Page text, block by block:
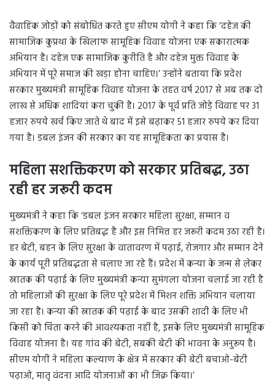
वैवाहिक जोड़ों को संबोधित करते हुए सीएम योगी ने कहा कि ‘दहेज की
सामाजिक कुप्रथा के खिलाफ सामूहिक विवाह योजना एक सकारात्मक
अभियान है। दहेज एक सामाजिक कुरीति है और दहेज मुक्त विवाह के
अभियान में पूरे समाज की खड़ा होना चाहिए।’ उन्होंने बताया कि प्रदेश
सरकार मुख्यमंत्री सामूहिक विवाह योजना के तहत वर्ष 2017 से अब तक दो
लाख से अधिक शादियां करा चुकी है। 2017 के पूर्व प्रति जोड़े विवाह पर 31
हजार रुपये खर्च किए जाते थे बाद में इसे बढ़ाकर 51 हजार रुपये कर दिया
गया है। डबल इंजन की सरकार का यह सामूहिकता का प्रयास है।
महिला सशक्तिकरण को सरकार प्रतिबद्ध, उठा
रही हर जरूरी कदम
मुख्यमंत्री ने कहा कि ‘डबल इंजन सरकार महिला सुरक्षा, सम्मान व
सशक्तिकरण के लिए प्रतिबद्ध है और इस निमित्त हर जरूरी कदम उठा रही है।
हर बेटी, बहन के लिए सुरक्षा के वातावरण में पढ़ाई, रोजगार और सम्मान देने
के कार्य पूरी प्रतिबद्धता से चलाए जा रहे हैं। प्रदेश में कन्या के जन्म से लेकर
स्नातक की पढ़ाई के लिए मुख्यमंत्री कन्या सुमंगला योजना चलाई जा रही है
तो महिलाओं की सुरक्षा के लिए पूरे प्रदेश में मिशन शक्ति अभियान चलाया
जा रहा है। कन्या की स्नातक की पढ़ाई के बाद उसकी शादी के लिए भी
किसी को चिंता करने की आवश्यकता नहीं है, इसके लिए मुख्यमंत्री सामूहिक
विवाह योजना है। यह गांव की बेटी, सबकी बेटी की भावना के अनुरूप है।
सीएम योगी ने महिला कल्याण के क्षेत्र में सरकार की बेटी बचाओ-बेटी
पढ़ाओ, मातृ वंदना आदि योजनाओं का भी जिक्र किया।’